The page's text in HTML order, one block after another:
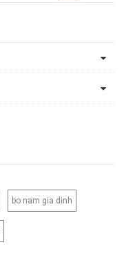
bo nam gia dinh